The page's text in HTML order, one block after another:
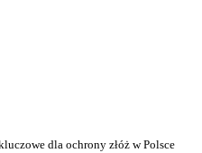
dla ochrony złóż w Polsce